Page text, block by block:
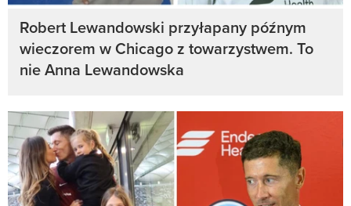
Robert Lewandowski przyłapany późnym
wieczorem w Chicago z towarzystwem. To
nie Anna Lewandowska